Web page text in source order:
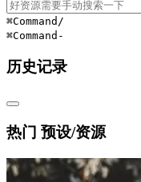
⌘Command /
⌘Command -
历史记录
热门 预设/资源